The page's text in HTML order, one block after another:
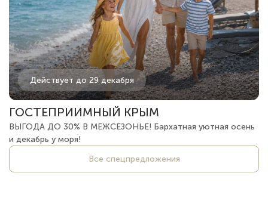
Действует до 29 декабря
ГОСТЕПРИИМНЫЙ КРЫМ
ВЫГОДА ДО 30% В МЕЖСЕЗОНЬЕ! Бархатная уютная осень
и декабрь у моря!
Все спецпредложения